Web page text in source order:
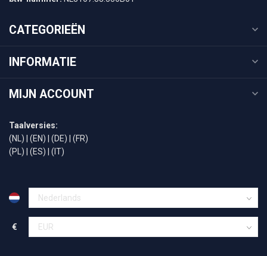
CATEGORIEËN
INFORMATIE
MIJN ACCOUNT
Taalversies:
(NL)
(EN) (DE)
(FR)
(PL)
(ES) (IT)
€